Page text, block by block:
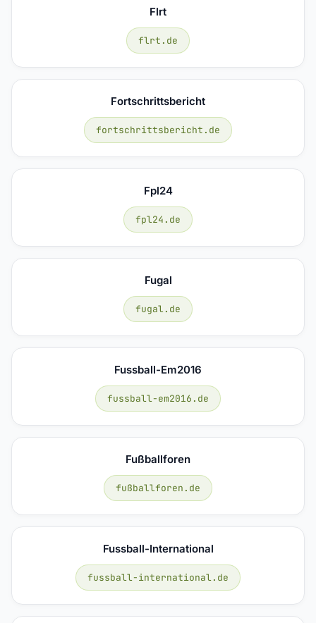
Flrt
flrt.de
Fortschrittsbericht
fortschrittsbericht.de
Fpl24
fpl24.de
Fugal
fugal.de
Fussball-Em2016
fussball-em2016.de
Fußballforen
fußballforen.de
Fussball-International
fussball-international.de